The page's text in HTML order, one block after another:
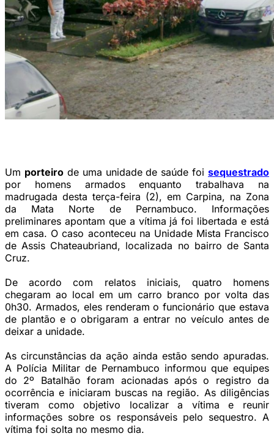
Um porteirode uma unidade de saúde foi sequestrado
por homens armados enquanto trabalhava na
madrugada desta terça-feira (2), em Carpina, na Zona
da Mata Norte de Pernambuco. Informações
preliminares apontam que a vítima já foi libertada e está
em casa. O caso aconteceu na Unidade Mista Francisco
de Assis Chateaubriand, localizada no bairro de Santa
Cruz.
De acordo com relatos iniciais, quatro homens
chegaram ao local em um carro branco por volta das
0h30. Armados, eles renderam o funcionário que estava
de plantão e o obrigaram a entrar no veículo antes de
deixar a unidade.
As circunstâncias da ação ainda estão sendo apuradas.
A Polícia Militar de Pernambuco informou que equipes
do 2º Batalhão foram acionadas após o registro da
ocorrência e iniciaram buscas na região. As diligências
tiveram como objetivo localizar a vítima e reunir
informações sobre os responsáveis pelo sequestro. A
vítima foi solta no mesmo dia.